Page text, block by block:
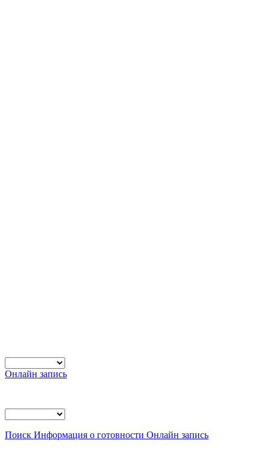
Онлайн запись
Поиск Информация о готовности Онлайн запись